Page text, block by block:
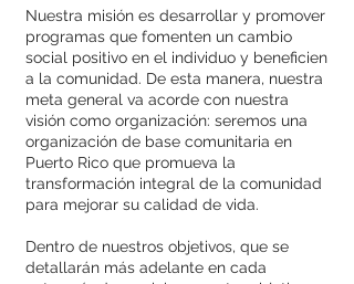
Nuestra misión es desarrollar y promover
programas que fomenten un cambio
social positivo en el individuo y beneficien
a la comunidad. De esta manera, nuestra
meta general va acorde con nuestra
visión como organización: seremos una
organización de base comunitaria en
Puerto Rico que promueva la
transformación integral de la comunidad
para mejorar su calidad de vida.
Dentro de nuestros objetivos, que se
detallarán más adelante en cada